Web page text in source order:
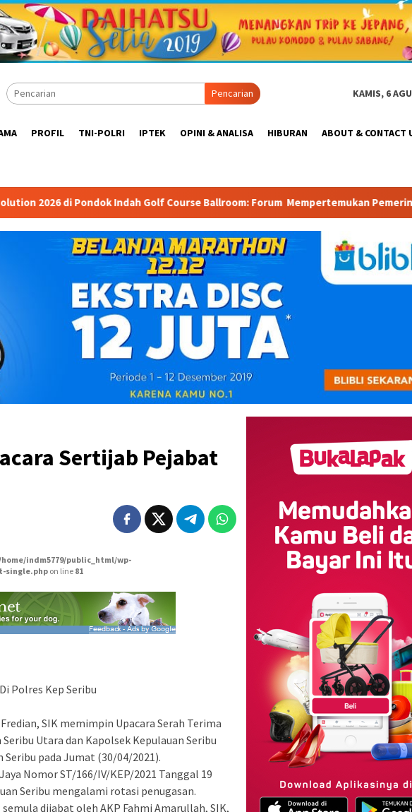
Pencarian KAMIS, 6
PROFIL TNI-POLRI IPTEK OPINI & ANALISA HIBURAN ABOUT & CONTACT
Indah Golf Course Ballroom: Forum Mempertemukan Pemerintah, Pelaku
Sertijab Pejabat
/home/indm5779/public_html/wp-
single.php on line 81
Polres Kep Seribu
SIK memimpin Upacara Serah Terima
Utara dan Kapolsek Kepulauan Seribu
pada Jumat (30/04/2021).
Nomor ST/166/IV/KEP/2021 Tanggal 19
Seribu mengalami rotasi penugasan.
dijabat oleh AKP Fahmi Amarullah, SIK,